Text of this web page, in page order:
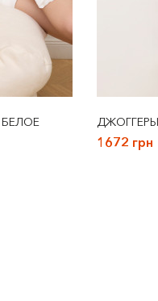
1672 грн